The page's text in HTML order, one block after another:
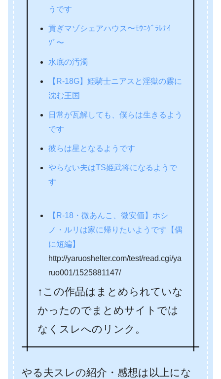
うです
貢ぎマゾシェアハウス〜ﾓｳﾆｹﾞﾗﾚﾅｲ
ｿﾞ〜
水底の汚濁
【R-18G】姫騎士ニアスと淫獄の霧に
沈む王国
日常が瓦解しても、僕らは生きるよう
です
彼らは星となるようです
やらない夫はTS姫武将になるようで
す
【R-18・微あんこ、微安価】ホシ
ノ・ルリは家に帰りたいようです【偶
に短編】
http://yaruoshelter.com/test/read.cgi/ya
ruo001/1525881147/
↑この作品はまとめられていな
かったのでまとめサイトでは
なくスレへのリンク。
やる夫スレの紹介・感想は以上にな